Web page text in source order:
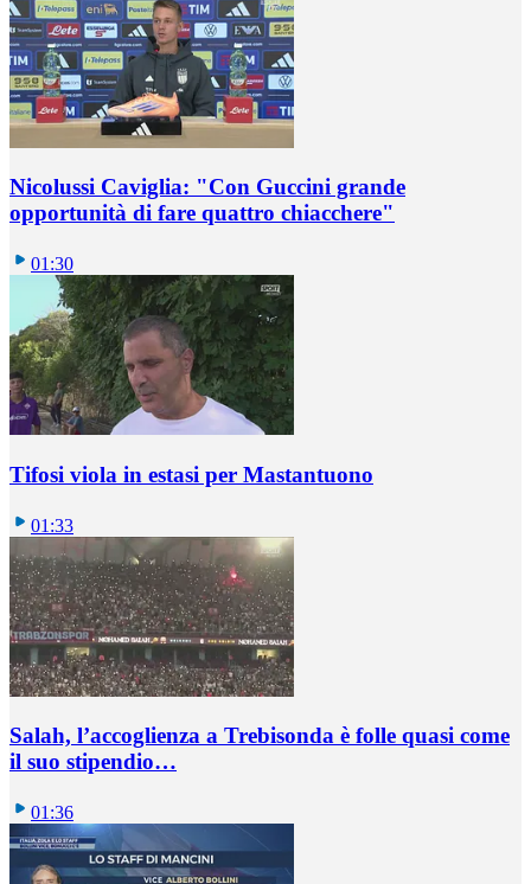
Nicolussi Caviglia: "Con Guccini grande
opportunità di fare quattro chiacchere"
01:30
Tifosi viola in estasi per Mastantuono
01:33
Salah, l’accoglienza a Trebisonda è folle quasi come
il suo stipendio…
01:36